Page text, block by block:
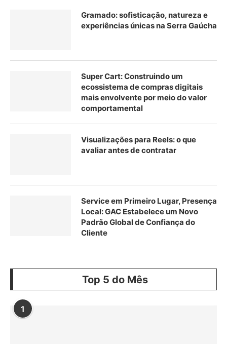
Gramado: sofisticação, natureza e
experiências únicas na Serra Gaúcha
Super Cart: Construindo um
ecossistema de compras digitais
mais envolvente por meio do valor
comportamental
Visualizações para Reels: o que
avaliar antes de contratar
Service em Primeiro Lugar, Presença
Local: GAC Estabelece um Novo
Padrão Global de Confiança do
Cliente
Top 5 do Mês
1